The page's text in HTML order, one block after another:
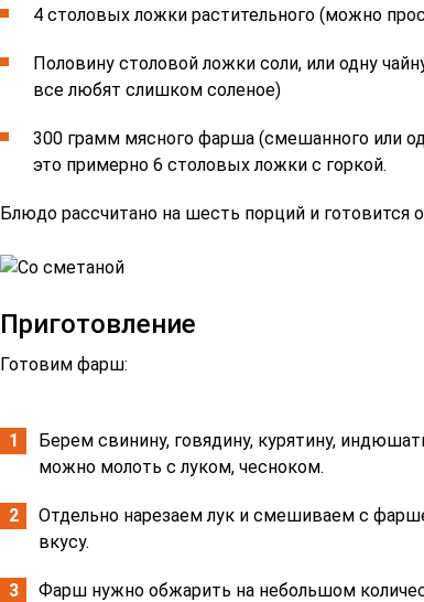
4 столовых ложки растительного (можно
Половину столовой ложки соли, или одну
все любят слишком соленое)
300 грамм мясного фарша (смешанного или
это примерно 6 столовых ложки с горкой.
Блюдо рассчитано на шесть порций и готовится
Приготовление
Готовим фарш:
Берем свинину, говядину, курятину,
можно молоть с луком, чесноком.
Отдельно нарезаем лук и смешиваем с
вкусу.
Фарш нужно обжарить на небольшом